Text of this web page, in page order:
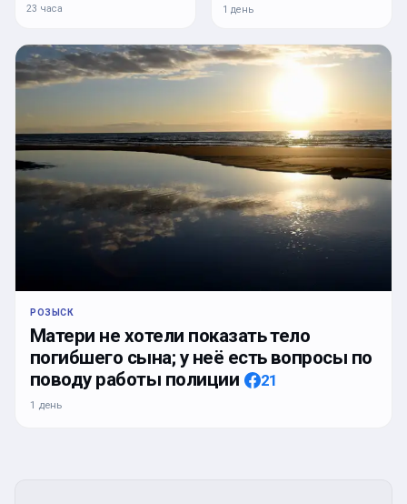
23 часа 1 день
РОЗЫСК
Матери не хотели показать тело
погибшего сына; у неё есть вопросы по
поводу работы полиции
21
1 день